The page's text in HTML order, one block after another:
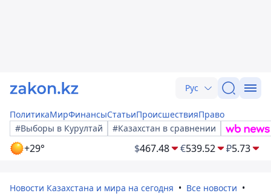
Рус
ПолитикаМирФинансыСтатьиПроисшествияПраво
#Выборы в Курултай
#Казахстан в сравнении
+29° $467.48 €539.52 ₽5.73
Новости Казахстана и мира на сегодня
Все новости